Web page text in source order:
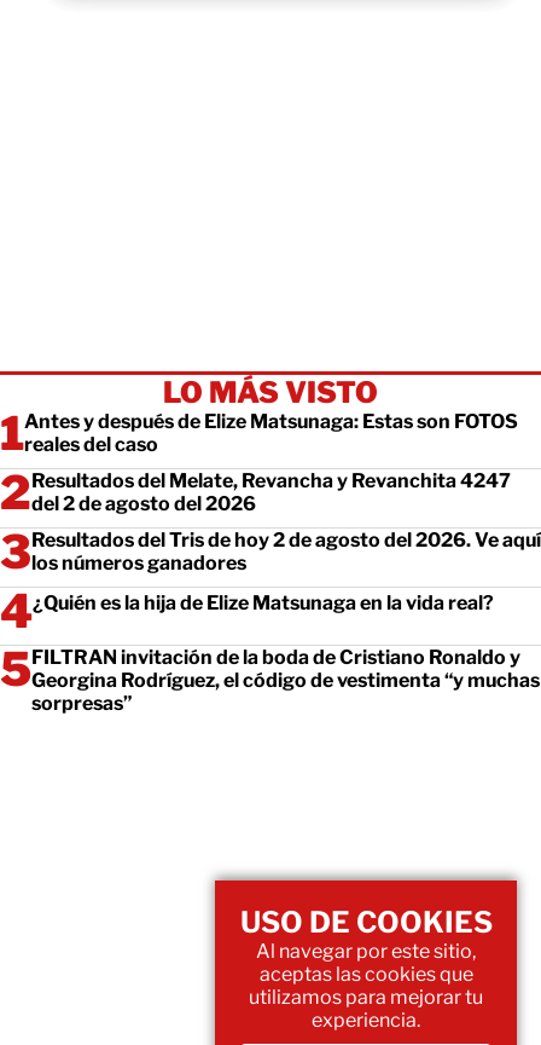
LO MÁS VISTO
Antes y después de Elize Matsunaga: Estas son FOTOS
reales del caso
Resultados del Melate, Revancha y Revanchita 4247
del 2 de agosto del 2026
Resultados del Tris de hoy 2 de agosto del 2026. Ve aquí
los números ganadores
¿Quién es la hija de Elize Matsunaga en la vida real?
FILTRAN invitación de la boda de Cristiano Ronaldo y
Georgina Rodríguez, el código de vestimenta “y muchas
sorpresas”
USO DE COOKIES
Al navegar por este sitio,
aceptas las cookies que
utilizamos para mejorar tu
experiencia.